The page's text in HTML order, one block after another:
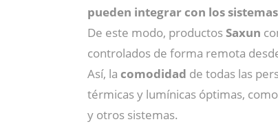
pueden integrar con los
De este modo, productosSaxun
controlados de forma remota
Así, la comodidad de todas las
térmicas y lumínicas óptimas,
y otros sistemas.